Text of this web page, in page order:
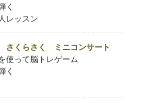
く
レッスン
さくらさく ミニコンサート
使って脳トレゲーム
く